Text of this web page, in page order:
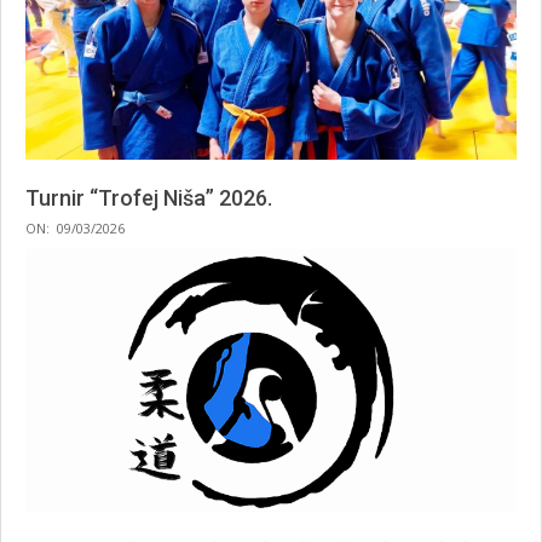
Turnir “Trofej Niša” 2026.
2026-
ON: 09/03/2026